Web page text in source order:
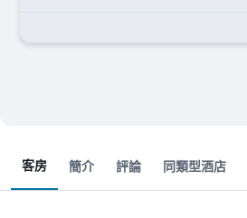
客房 簡介 評論 同類型酒店